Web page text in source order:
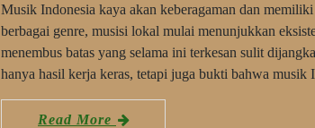
Musik Indonesia kaya akan keberagaman dan
berbagai genre, musisi lokal mulai menunjukkan
menembus batas yang selama ini terkesan sulit
hanya hasil kerja keras, tetapi juga bukti bahwa
Read More